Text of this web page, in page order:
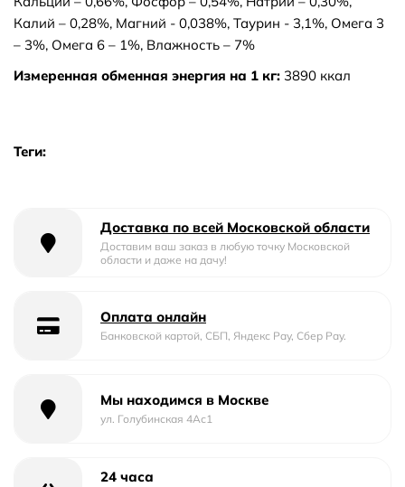
Калий – 0,28%, Магний - 0,038%, Таурин - 3,1%, Омега 3
– 3%, Омега 6 – 1%, Влажность – 7%
Измеренная обменная энергия на 1 кг: 3890 ккал
Теги:
Доставка по всей Московской области
Доставим ваш заказ в любую точку Московской
области и даже на дачу!
Оплата онлайн
Банковской картой, СБП, Яндекс Pay, Сбер Pay.
Мы находимся в Москве
ул. Голубинская 4Ас1
24 часа